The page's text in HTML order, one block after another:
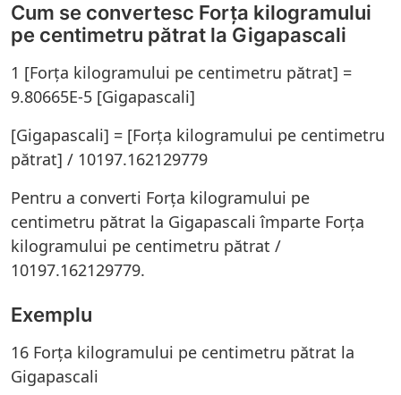
Cum se convertesc Forța kilogramului
pe centimetru pătrat la Gigapascali
1 [Forța kilogramului pe centimetru pătrat] =
9.80665E-5 [Gigapascali]
[Gigapascali] = [Forța kilogramului pe centimetru
pătrat] / 10197.162129779
Pentru a converti Forța kilogramului pe
centimetru pătrat la Gigapascali împarte Forța
kilogramului pe centimetru pătrat /
10197.162129779.
Exemplu
16 Forța kilogramului pe centimetru pătrat la
Gigapascali